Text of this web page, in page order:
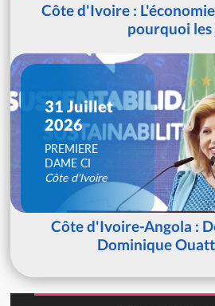
Côte d'Ivoire :
pourquoi les
31 Juillet
2026
PREMIERE
DAME CI
Côte d'Ivoire
Côte d'Ivoire-Angola :
Dominique